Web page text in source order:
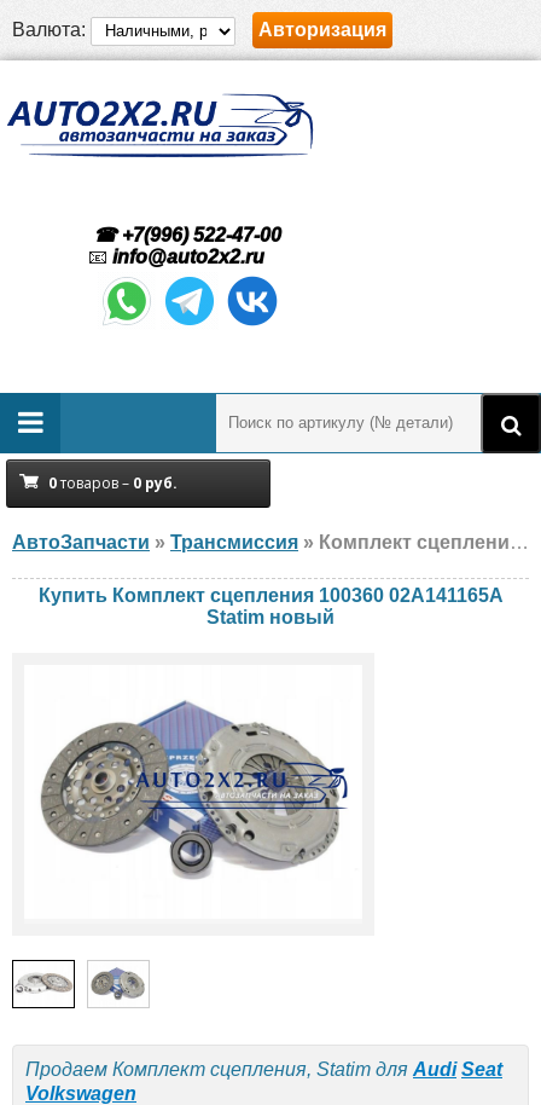
Валюта: Авторизация
☎ +7(996) 522-47-00
📧 info@auto2x2.ru
0товаров – 0 руб.
АвтоЗапчасти » Трансмиссия » Комплект сцепления Statim 100360 02A141165A Audi, Seat, Volkswagen, новый
Купить Комплект сцепления 100360 02A141165A
Statim новый
Продаем Комплект сцепления, Statim для Audi Seat
Volkswagen